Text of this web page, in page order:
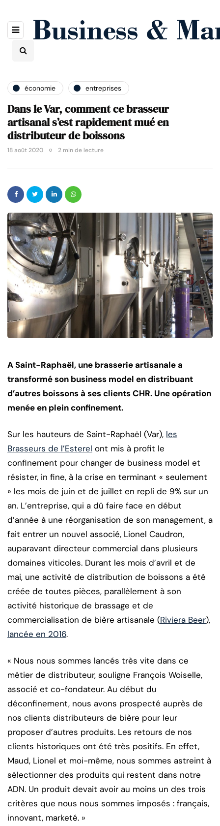
économie entreprises
Dans le Var, comment ce brasseur
artisanal s’est rapidement mué en
distributeur de boissons
18 août 2020 2 min de lecture
A Saint-Raphaël, une brasserie artisanale a
transformé son business model en distribuant
d’autres boissons à ses clients CHR. Une opération
menée en plein confinement.
Sur les hauteurs de Saint-Raphaël (Var), les
Brasseurs de l’Esterel ont mis à profit le
confinement pour changer de business model et
résister, in fine, à la crise en terminant « seulement
» les mois de juin et de juillet en repli de 9% sur un
an. L’entreprise, qui a dû faire face en début
d’année à une réorganisation de son management, a
fait entrer un nouvel associé, Lionel Caudron,
auparavant directeur commercial dans plusieurs
domaines viticoles. Durant les mois d’avril et de
mai, une activité de distribution de boissons a été
créée de toutes pièces, parallèlement à son
activité historique de brassage et de
commercialisation de bière artisanale (Riviera Beer),
lancée en 2016.
« Nous nous sommes lancés très vite dans ce
métier de distributeur, souligne François Woiselle,
associé et co-fondateur. Au début du
déconfinement, nous avons prospecté auprès de
nos clients distributeurs de bière pour leur
proposer d’autres produits. Les retours de nos
clients historiques ont été très positifs. En effet,
Maud, Lionel et moi-même, nous sommes astreint à
sélectionner des produits qui restent dans notre
ADN. Un produit devait avoir au moins un des trois
critères que nous nous sommes imposés : français,
innovant, marketé. »